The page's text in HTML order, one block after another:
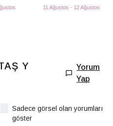
11 Ağustos - 12 Ağustos
Y
Yorum
Yap
Sadece görsel olan yorumları
göster